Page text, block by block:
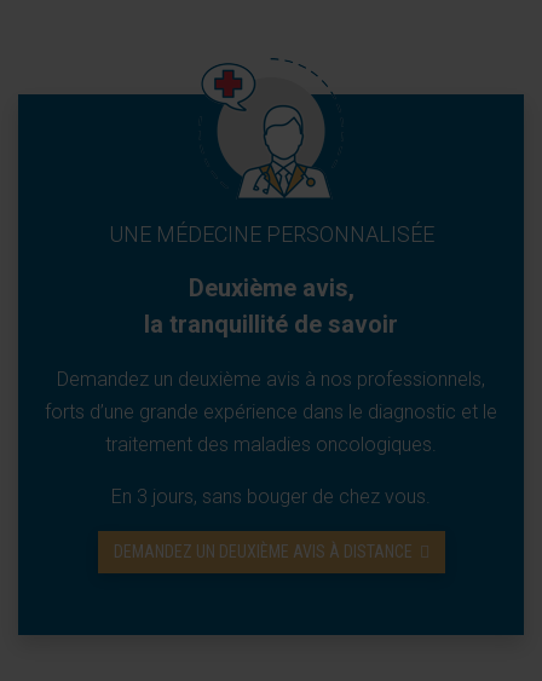
UNE MÉDECINE PERSONNALISÉE
Deuxième avis,
la tranquillité de savoir
Demandez un deuxième avis à nos professionnels,
forts d’une grande expérience dans le diagnostic et le
traitement des maladies oncologiques.
En 3 jours, sans bouger de chez vous.
DEMANDEZ UN DEUXIÈME AVIS À DISTANCE